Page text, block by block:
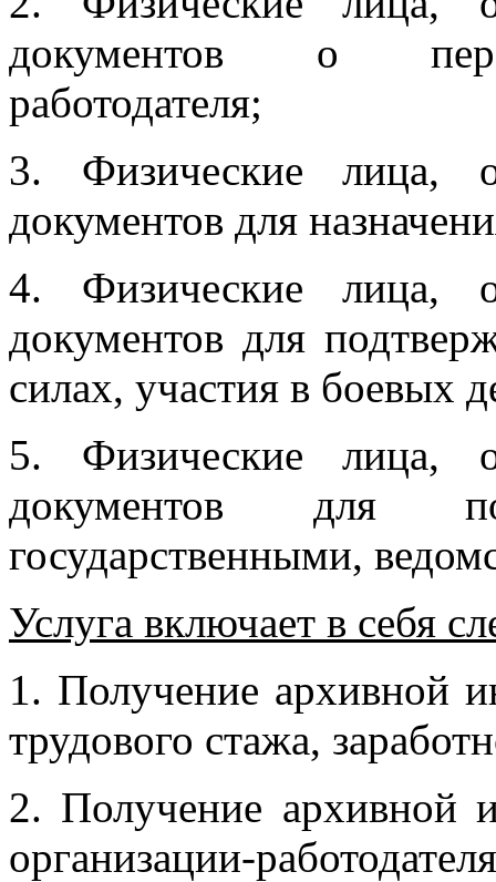
документов о
работодателя;
3. Физические лица,
документов для
4. Физические лица,
документов для
силах, участия в боевых
5. Физические лица,
документов для
государственными,
Услуга включает в себя
1. Получение архивной
трудового стажа,
2. Получение архивной
организации-